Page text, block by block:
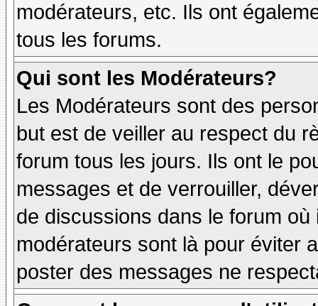
modérateurs, etc. Ils ont
tous les forums.
Qui sont les Modérateurs?
Les Modérateurs sont des
but est de veiller au respect du
forum tous les jours. Ils ont le
messages et de verrouiller,
de discussions dans le forum
modérateurs sont là pour éviter
poster des messages ne